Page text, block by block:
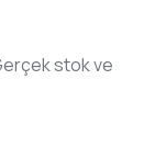
stok ve